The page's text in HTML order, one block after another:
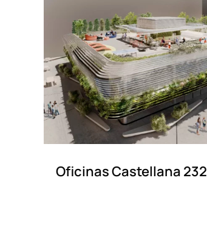
Oficinas Castellana 232